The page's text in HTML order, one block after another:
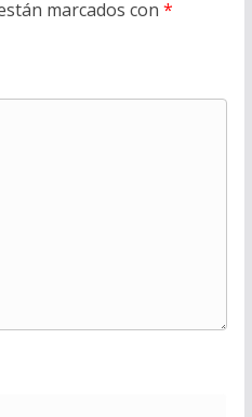
marcados con *